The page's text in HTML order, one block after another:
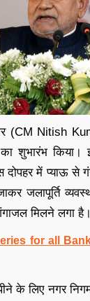
(CM Nitish
का शुभारंभ
दोपहर में प्याऊ से
जलापूर्ति
मिलने लगा है।
for all
के लिए नगर निगम